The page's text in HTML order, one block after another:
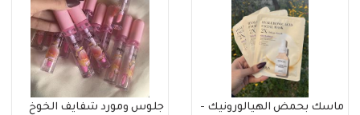
ماسك بحمض الهيالورونيك -
جلوس ومورد شفايف الخوخ